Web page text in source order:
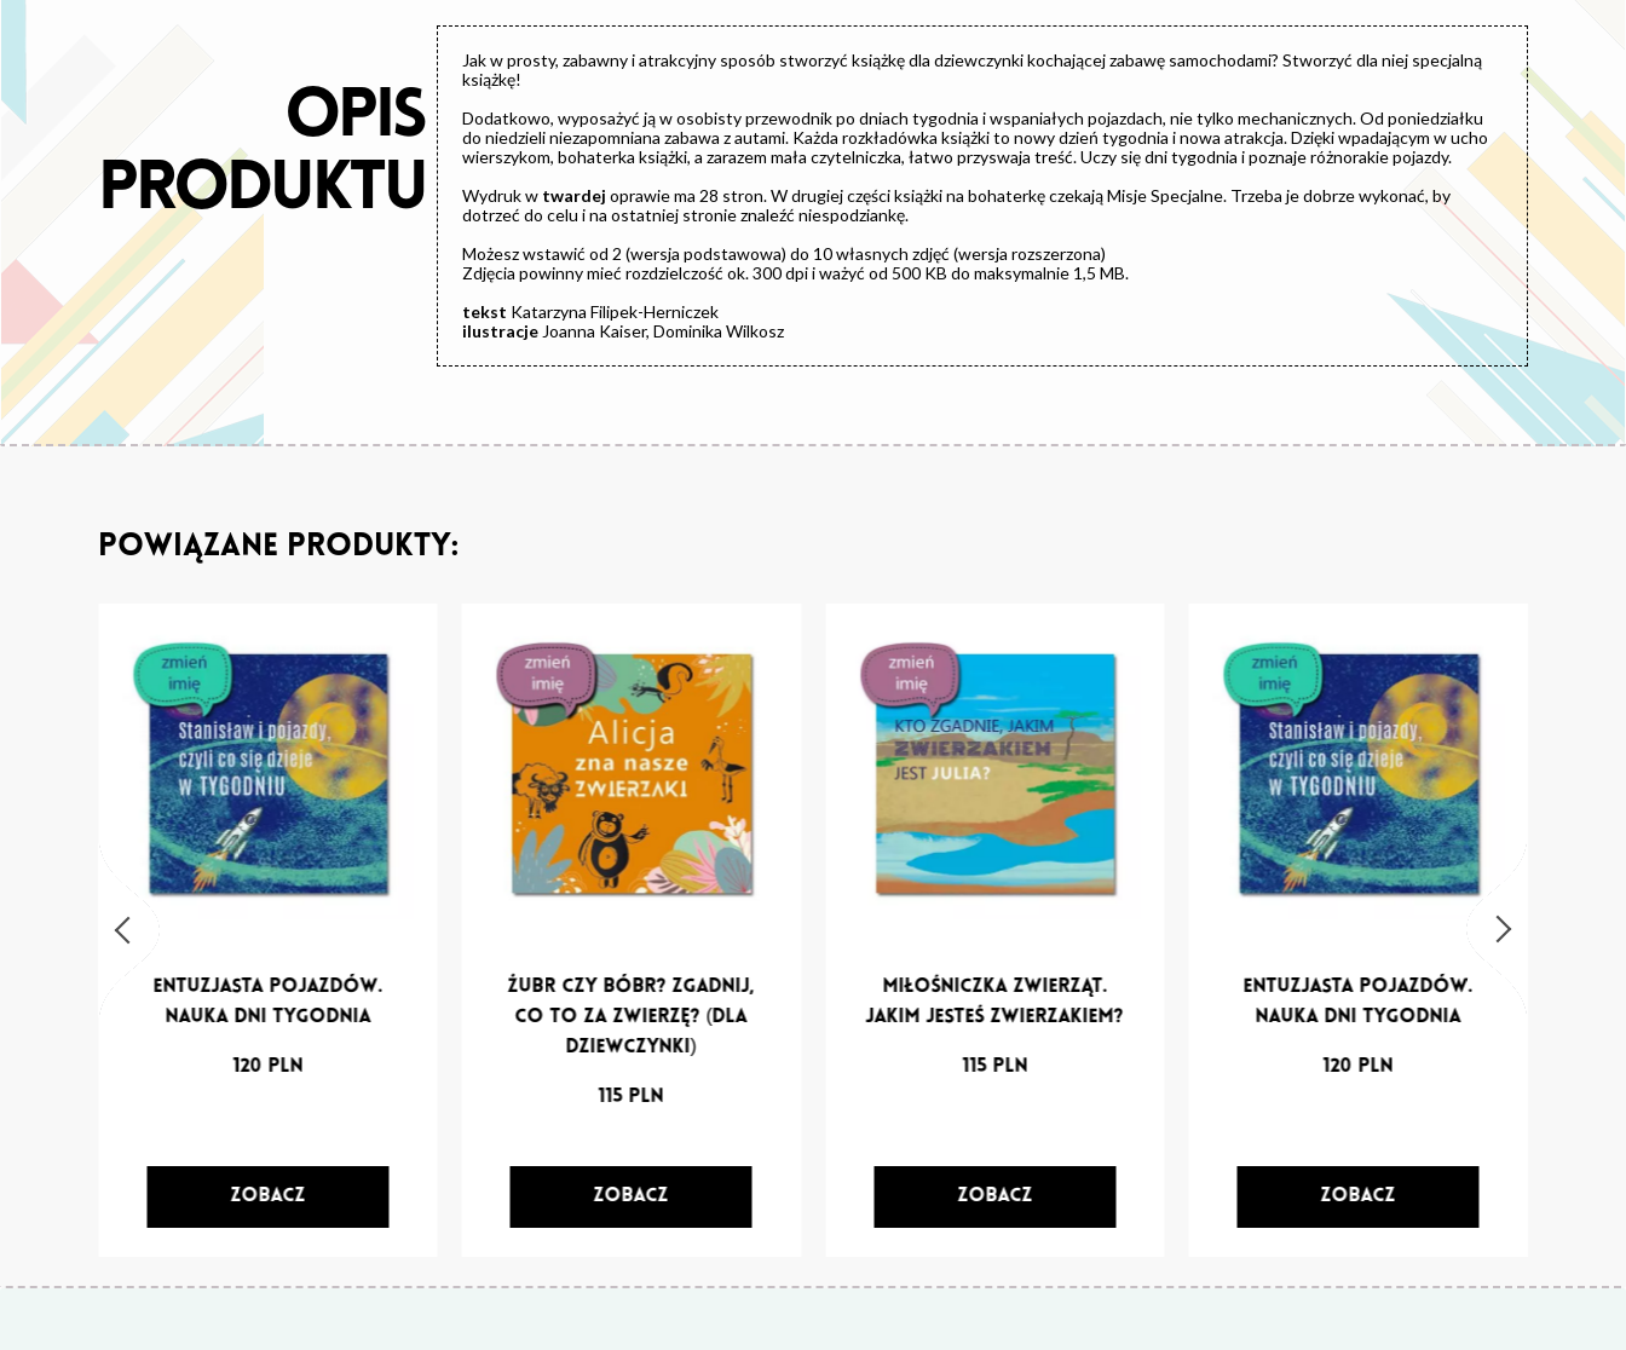
OPIS
PRODUKTU
Jak w prosty, zabawny i atrakcyjny sposób stworzyć książkę dla dziewczynki kochającej zabawę samochodami? Stworzyć dla niej specjalną
książkę!
Dodatkowo, wyposażyć ją w osobisty przewodnik po dniach tygodnia i wspaniałych pojazdach, nie tylko mechanicznych. Od poniedziałku
do niedzieli niezapomniana zabawa z autami. Każda rozkładówka książki to nowy dzień tygodnia i nowa atrakcja. Dzięki wpadającym w ucho
wierszykom, bohaterka książki, a zarazem mała czytelniczka, łatwo przyswaja treść. Uczy się dni tygodnia i poznaje różnorakie pojazdy.
Wydruk w twardej oprawie ma 28 stron. W drugiej części książki na bohaterkę czekają Misje Specjalne. Trzeba je dobrze wykonać, by
dotrzeć do celu i na ostatniej stronie znaleźć niespodziankę.
Możesz wstawić od 2 (wersja podstawowa) do 10 własnych zdjęć (wersja rozszerzona)
Zdjęcia powinny mieć rozdzielczość ok. 300 dpi i ważyć od 500 KB do maksymalnie 1,5 MB.
tekst Katarzyna Filipek-Herniczek
ilustracje Joanna Kaiser, Dominika Wilkosz
Powiązane produkty:
Entuzjasta pojazdów.
Nauka dni tygodnia
120 PLN
Żubr czy bóbr? Zgadnij,
co to za zwierzę? (dla
dziewczynki)
115PLN
Miłośniczka zwierząt.
Jakim jesteś zwierzakiem?
115PLN
Entuzjasta pojazdów.
Nauka dni tygodnia
120 PLN